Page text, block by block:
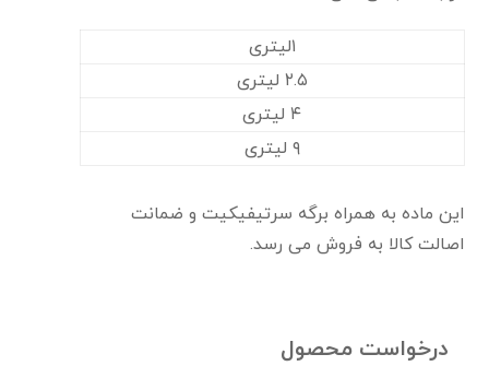
۱لیتری
۲.۵ لیتری
۴ لیتری
۹ لیتری
این ماده به همراه برگه سرتیفیکیت و ضمانت
اصالت کالا به فروش می رسد.
درخواست محصول